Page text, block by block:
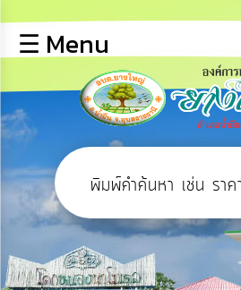
หลัก
ข้อมูล
พื้น
บุคลากร
ประชาสัมพันธ์
☰ Menu